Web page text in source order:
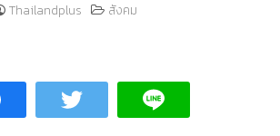
Thailandplus สังคม